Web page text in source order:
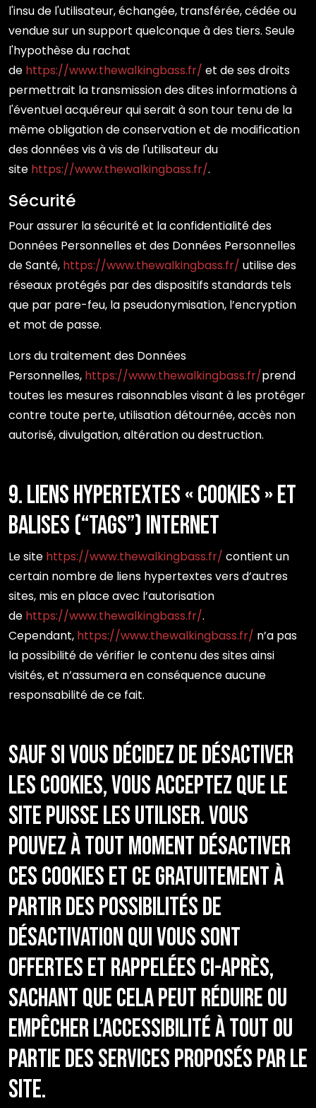
l'insu de l'utilisateur, échangée, transférée, cédée ou
vendue sur un support quelconque à des tiers. Seule
l'hypothèse du rachat
de https://www.thewalkingbass.fr/ et de ses droits
permettrait la transmission des dites informations à
l'éventuel acquéreur qui serait à son tour tenu de la
même obligation de conservation et de modification
des données vis à vis de l'utilisateur du
site https://www.thewalkingbass.fr/.
Sécurité
Pour assurer la sécurité et la confidentialité des
Données Personnelles et des Données Personnelles
de Santé, https://www.thewalkingbass.fr/ utilise des
réseaux protégés par des dispositifs standards tels
que par pare-feu, la pseudonymisation, l’encryption
et mot de passe.
Lors du traitement des Données
Personnelles, https://www.thewalkingbass.fr/prend
toutes les mesures raisonnables visant à les protéger
contre toute perte, utilisation détournée, accès non
autorisé, divulgation, altération ou destruction.
9. Liens hypertextes « cookies » et
balises (“tags”) internet
Le site https://www.thewalkingbass.fr/ contient un
certain nombre de liens hypertextes vers d’autres
sites, mis en place avec l’autorisation
de https://www.thewalkingbass.fr/.
Cependant, https://www.thewalkingbass.fr/ n’a pas
la possibilité de vérifier le contenu des sites ainsi
visités, et n’assumera en conséquence aucune
responsabilité de ce fait.
Sauf si vous décidez de désactiver
les cookies, vous acceptez que le
site puisse les utiliser. Vous
pouvez à tout moment désactiver
ces cookies et ce gratuitement à
partir des possibilités de
désactivation qui vous sont
offertes et rappelées ci-après,
sachant que cela peut réduire ou
empêcher l’accessibilité à tout ou
partie des Services proposés par le
site.